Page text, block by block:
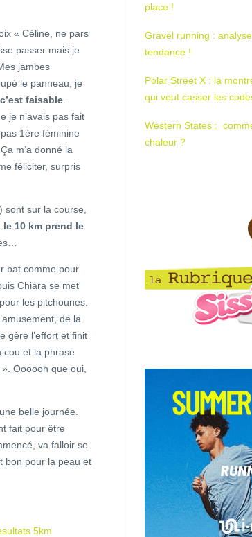
« Céline, ne pars
passer mais je
jambes
le panneau, je
faisable
je n’avais pas fait
1ère féminine
m’a donné la
féliciter, surpris
sur la course,
le 10 km prend le
bat comme pour
Chiara se met
les pitchounes.
de la
gère l’effort et finit
cou et la phrase
Oooooh que oui,
belle journée.
fait pour être
va falloir se
bon pour la peau et
5km
place !
Gravel running :
tendance !
Polar Street X : la
qui veut casser les
Western States :
chaleur ?